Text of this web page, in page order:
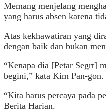
Memang menjelang
yang harus absen karena
Atas kekhawatiran yang
dengan baik dan bukan
“Kenapa dia [Petar Segrt]
begini,” kata Kim Pan-gon.
“Kita harus percaya pada
Berita Harian.